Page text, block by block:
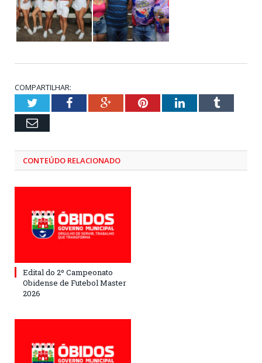
COMPARTILHAR:
TwitterFacebookGoogle+PinterestLinkedInTumblr
Email
CONTEÚDO RELACIONADO
Edital do 2º Campeonato
Obidense de Futebol Master
2026